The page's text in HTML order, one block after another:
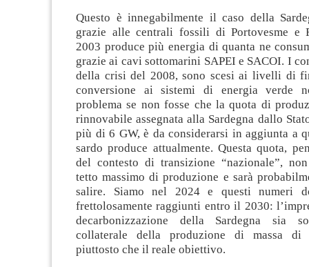
Questo è innegabilmente il caso della
grazie alle centrali fossili di Portovesme e
2003 produce più energia di quanta ne
grazie ai cavi sottomarini SAPEI e SACOI. I
della crisi del 2008, sono scesi ai livelli di
conversione ai sistemi di energia verde
problema se non fosse che la quota di
rinnovabile assegnata alla Sardegna dallo
più di 6 GW, è da considerarsi in aggiunta a
sardo produce attualmente. Questa quota,
del contesto di transizione “nazionale”,
tetto massimo di produzione e sarà
salire. Siamo nel 2024 e questi numeri
frettolosamente raggiunti entro il 2030:
decarbonizzazione della Sardegna sia
collaterale della produzione di massa di
piuttosto che il reale obiettivo.